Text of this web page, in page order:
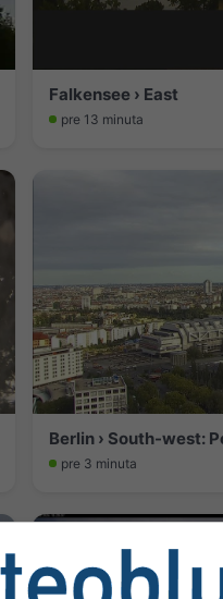
Falkensee › East
pre 13 minuta
Berlin › South-west:
pre 3 minuta